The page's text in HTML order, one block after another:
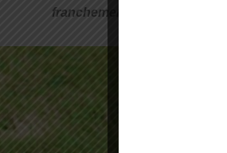
franchement, cette tenue-là,